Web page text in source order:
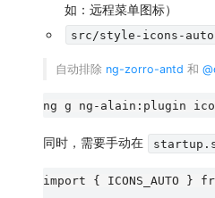
如：远程菜单图标）
src/style-icons-
自动排除 ng-zorro-antd 和
同时，需要手动在
import {